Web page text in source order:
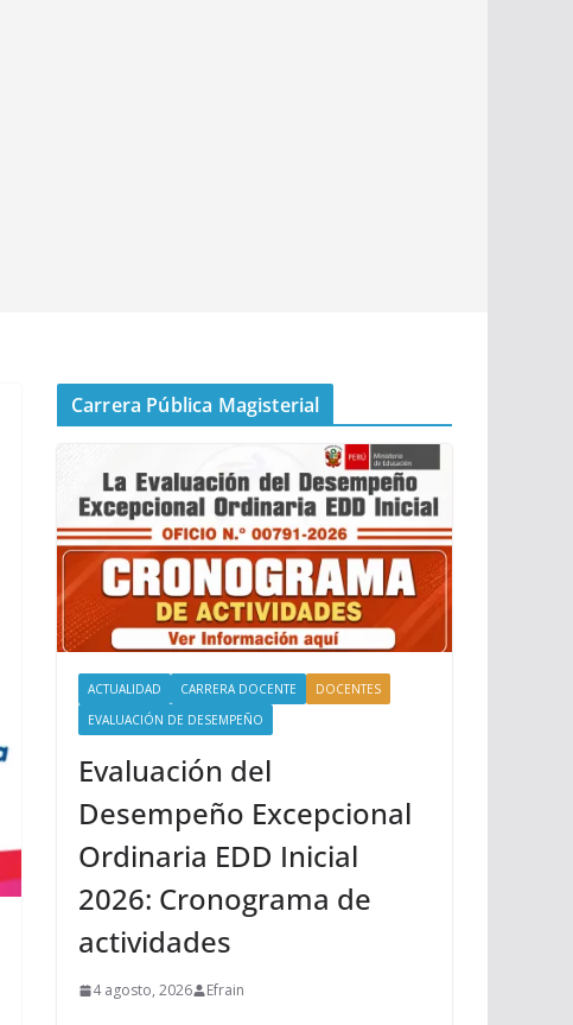
Carrera Pública Magisterial
ACTUALIDAD CARRERA DOCENTE
DOCENTES
EVALUACIÓN DE DESEMPEÑO
Evaluación del
Desempeño Excepcional
Ordinaria EDD Inicial
2026: Cronograma de
actividades
4 agosto, 2026 Efrain